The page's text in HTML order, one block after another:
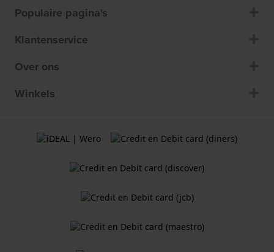
Populaire pagina's
Klantenservice
Over ons
Winkels